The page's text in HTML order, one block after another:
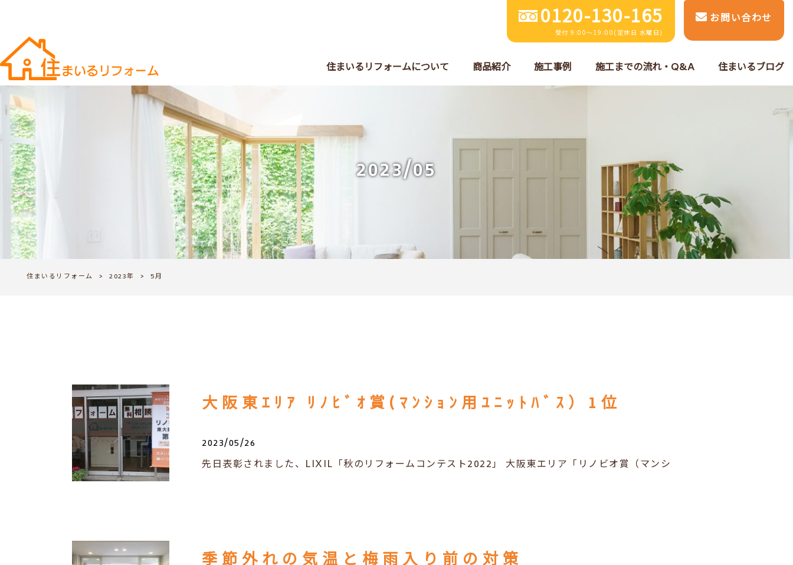
0120-130-165
受付 9:00～19:00(定休日 水曜日)
お問い合わせ
住まいるリフォームについて 商品紹介 施工事例 施工までの流れ・Q&A 住まいるブログ
2023/05
住まいるリフォーム > 2023年 > 5月
大阪東ｴﾘｱ ﾘﾉﾋﾞｵ賞(ﾏﾝｼｮﾝ用ﾕﾆｯﾄﾊﾞｽ）1位
2023/05/26
先日表彰されました、LIXIL「秋のリフォームコンテスト2022」 大阪東エリア「リノビオ賞（マンシ